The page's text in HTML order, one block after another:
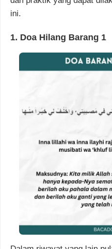
ini.
1. Doa Hilang Barang 1